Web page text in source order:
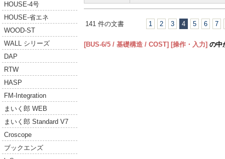
HOUSE-4号
HOUSE-省エネ
WOOD-ST
WALL シリーズ
DAP
RTW
HASP
FM-Integration
まいく郎 WEB
まいく郎 Standard V7
Croscope
ブックエンズ
141 件の文書 1 2 3 4 5 6 7
[BUS-6/5 / 基礎構造 / COST] [操作・入力] の中